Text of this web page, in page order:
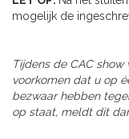
mogelijk de
Tijdens de CAC
voorkomen dat u op
bezwaar hebben
op staat, meldt dit